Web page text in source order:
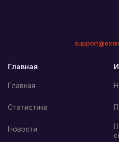
Главная
Главная
Статистика
Новости